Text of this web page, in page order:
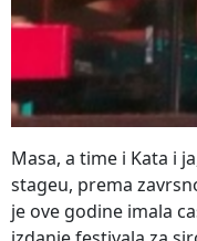
Masa, a time i Kata i
stageu, prema
je ove godine imala